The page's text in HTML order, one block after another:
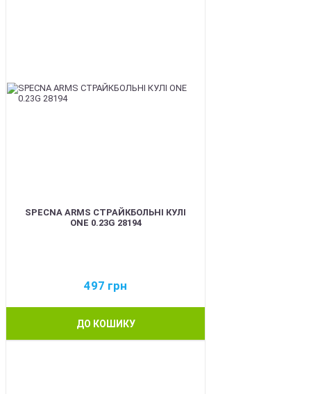
SPECNA ARMS СТРАЙКБОЛЬНІ КУЛІ
ONE 0.23G 28194
497 грн
ДО КОШИКУ